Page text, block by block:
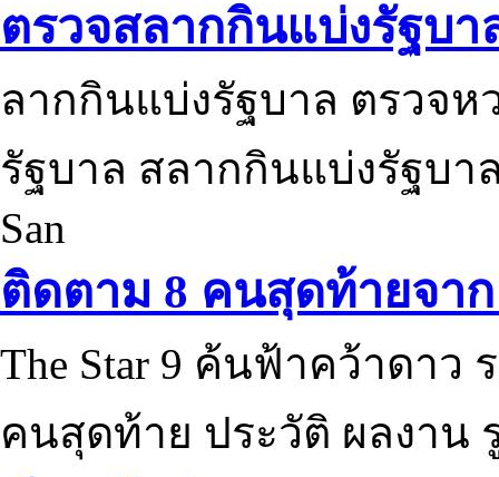
ตรวจสลากกินแบ่งรัฐบา
ลากกินแบ่งรัฐบาล ตรวจ
รัฐบาล สลากกินแบ่งรัฐบา
San
ติดตาม 8 คนสุดท้ายจาก
The Star 9 ค้นฟ้าคว้าดาว
คนสุดท้าย ประวัติ ผลงาน